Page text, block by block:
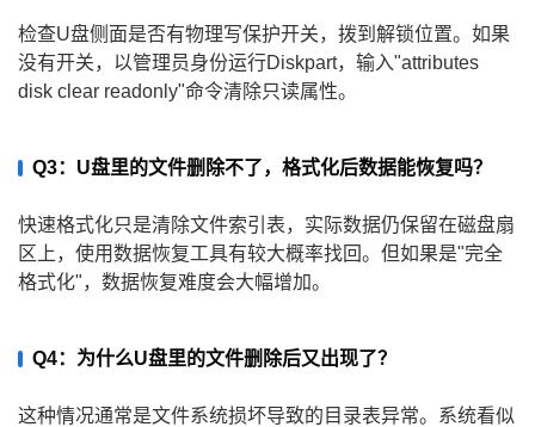
检查U盘侧面是否有物理写保护开关，拨到解锁位置。如果
没有开关，以管理员身份运行Diskpart，输入"attributes
disk clear readonly"命令清除只读属性。
Q3：U盘里的文件删除不了，格式化后数据能恢复吗？
快速格式化只是清除文件索引表，实际数据仍保留在磁盘扇
区上，使用数据恢复工具有较大概率找回。但如果是"完全
格式化"，数据恢复难度会大幅增加。
Q4：为什么U盘里的文件删除后又出现了？
这种情况通常是文件系统损坏导致的目录表异常。系统看似